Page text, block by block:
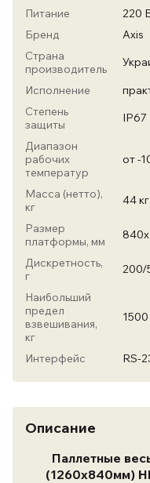
Питание
220
Бренд
Axis
Страна
производитель
Исполнение
Степень
защиты
IP67
Диапазон
рабочих
температур
от -
Масса (нетто),
кг
44 кг
Размер
платформы, мм
Дискретность,
г
200/
Наибольший
предел
взвешивания,
кг
1500
Интерфейс RS-
Описание
Паллетные
(1260х840мм)